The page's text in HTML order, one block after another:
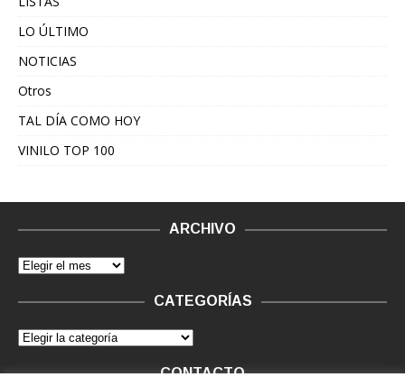
LO ÚLTIMO
NOTICIAS
Otros
TAL DÍA COMO HOY
VINILO TOP 100
ARCHIVO
CATEGORÍAS
CONTACTO